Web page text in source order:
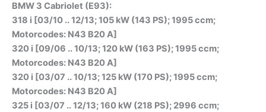
BMW 3 Cabriolet (E93):
318 i [03/10 .. 12/13; 105 kW (143 PS); 1995 ccm;
Motorcodes: N43 B20 A]
320 i [09/06 .. 10/13; 120 kW (163 PS); 1995 ccm;
Motorcodes: N43 B20 A]
320 i [03/07 .. 10/13; 125 kW (170 PS); 1995 ccm;
Motorcodes: N43 B20 A]
325 i [03/07 .. 12/13; 160 kW (218 PS); 2996 ccm;